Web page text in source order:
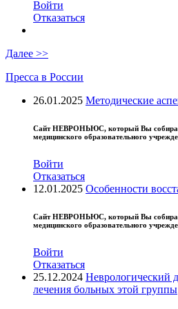
Войти
Отказаться
Далее >>
Пресса в России
26.01.2025 Методические
СайтНЕВРОНЬЮС, который Вы
медицинского образовательного
Войти
Отказаться
12.01.2025 Особенности
СайтНЕВРОНЬЮС, который Вы
медицинского образовательного
Войти
Отказаться
25.12.2024 Неврологический
лечения больных этой группы